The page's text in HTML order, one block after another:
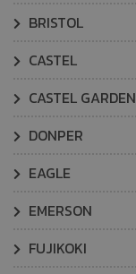
BRISTOL
CASTEL
CASTEL GARDEN
DONPER
EAGLE
EMERSON
FUJIKOKI